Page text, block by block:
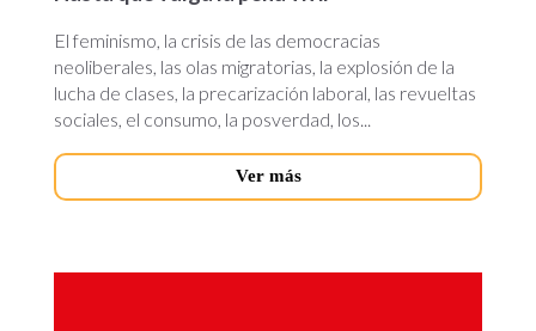
El feminismo, la crisis de las democracias
neoliberales, las olas migratorias, la explosión de la
lucha de clases, la precarización laboral, las revueltas
sociales, el consumo, la posverdad, los...
Ver más